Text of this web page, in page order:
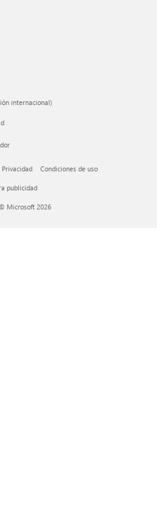
internacional)
Privacidad Condiciones de uso
publicidad
© Microsoft 2026